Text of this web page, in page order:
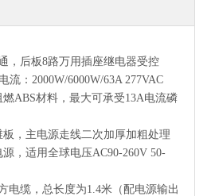
，后板8路万用插座继电器受控
流：2000W/6000W/63A 277VAC
ABS材料，最大可承受13A电流磷
，主电源走线二次加厚加粗处理
，适用全球电压AC90-260V 50-
电缆，总长度为1.4米（配电源输出